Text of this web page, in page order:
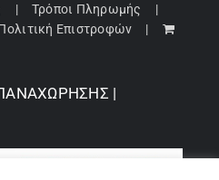
Τρόποι Πληρωμής
Επιστροφών
|